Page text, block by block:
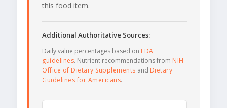
this food item.
Additional Authoritative Sources:
Daily value percentages based on FDA
guidelines. Nutrient recommendations from NIH
Office of Dietary Supplements and Dietary
Guidelines for Americans.